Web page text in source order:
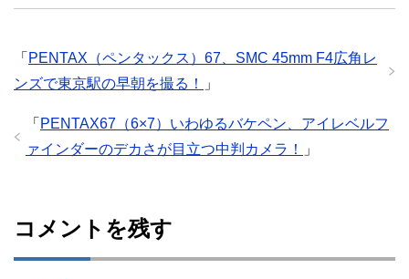
「 PENTAX（ペンタックス）67、SMC 45mm F4広角レ
ンズで東京駅の早朝を撮る！
」
「 PENTAX67（6×7）いわゆるバケペン、アイレベルフ
ァインダーのデカさが目立つ中判カメラ！
」
コメントを残す